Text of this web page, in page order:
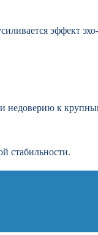
эффект эхо-
недоверию к
стабильности.